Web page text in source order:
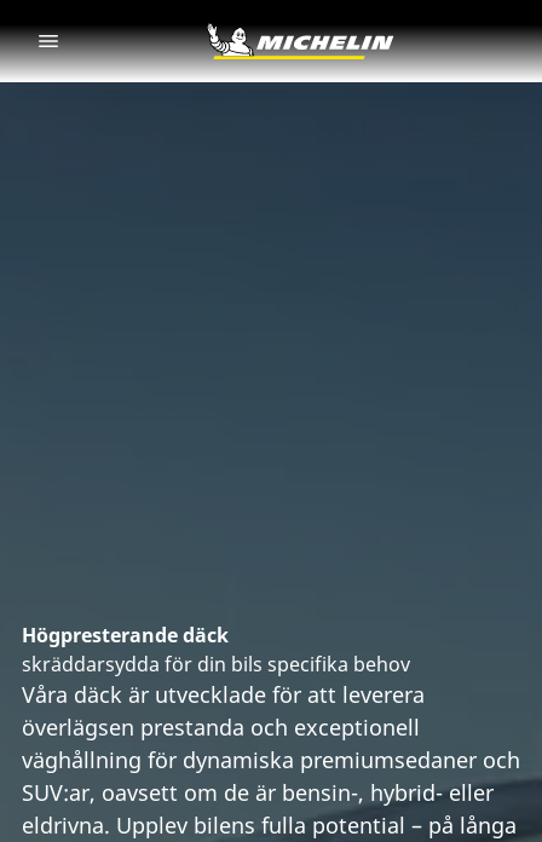
Högpresterande däck
skräddarsydda för din bils specifika behov
Våra däck är utvecklade för att leverera
överlägsen prestanda och exceptionell
väghållning för dynamiska premiumsedaner och
SUV:ar, oavsett om de är bensin-, hybrid- eller
eldrivna. Upplev bilens fulla potential – på långa